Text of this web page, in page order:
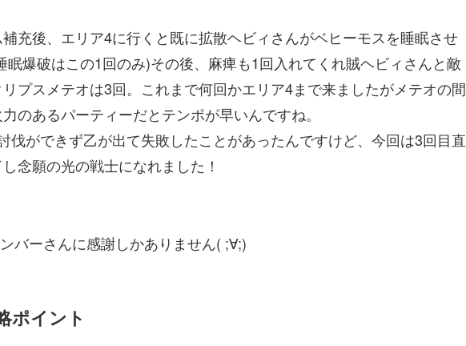
充後、エリア4に行くと既に拡散ヘビィさんがベヒーモスを睡眠させ
眠爆破はこの1回のみ)その後、麻痺も1回入れてくれ賊ヘビィさんと敵
プスメテオは3回。これまで何回かエリア4まで来ましたがメテオの間
のあるパーティーだとテンポが早いんですね。
伐ができず乙が出て失敗したことがあったんですけど、今回は3回目直
念願の光の戦士になれました！
バーさんに感謝しかありません( ;∀;)
ポイント